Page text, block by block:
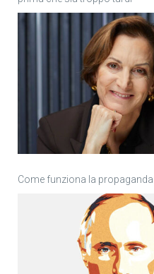
Come funziona la